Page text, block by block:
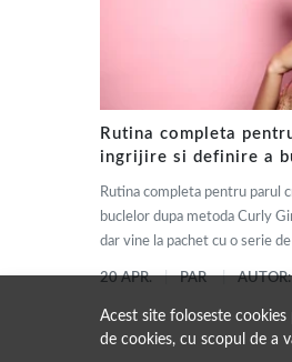
Acest site foloseste
de cookies, cu scopul de a
Rutina completa
ingrijire si definire a
Rutina completa pentru parul
buclelor dupa metoda Curly
dar vine la pachet cu o serie
20 APR. PAR